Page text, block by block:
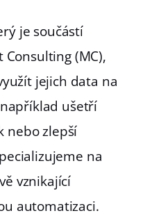
je součástí
(MC),
jejich data na
ušetří
nebo zlepší
na
vznikající
automatizaci.